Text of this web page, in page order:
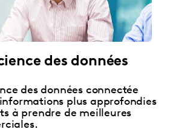
des données
des données connectée
plus approfondies
à prendre de meilleures